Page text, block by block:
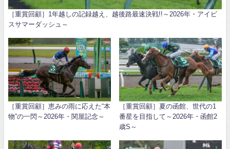
［重賞回顧］1年越しの記録越え、越後路最速決戦!!～2026年・アイビ
スサマーダッシュ～
［重賞回顧］恵みの雨に応えた“本
物”の一閃～2026年・関屋記念～
［重賞回顧］夏の函館、世代の1
番星を目指して～2026年・函館2
歳S～